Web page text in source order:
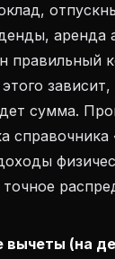
аренда
правильный
сумма.
точное
вычеты (на